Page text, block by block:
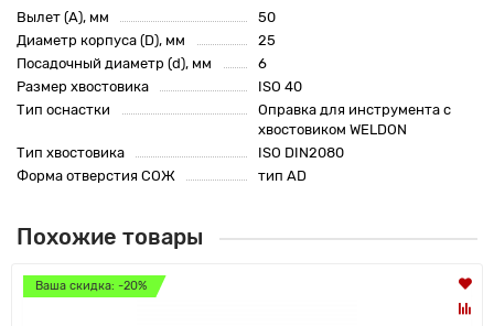
Вылет (A), мм
50
Диаметр корпуса (D), мм
25
Посадочный диаметр (d), мм
6
Размер хвостовика
ISO 40
Тип оснастки
Оправка для инструмента с
хвостовиком WELDON
Тип хвостовика
ISO DIN2080
Форма отверстия СОЖ
тип AD
Похожие товары
Ваша скидка: -20%